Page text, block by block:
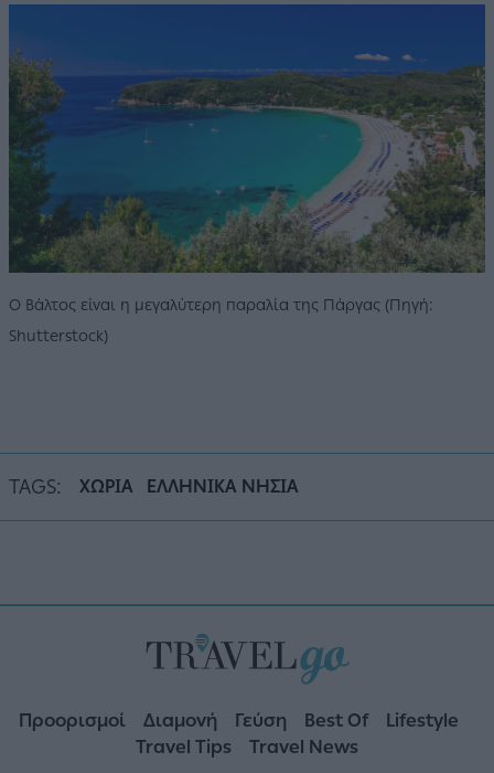
Ο Βάλτος είναι η μεγαλύτερη παραλία της Πάργας (Πηγή:
Shutterstock)
TAGS: ΧΩΡΙΑ ΕΛΛΗΝΙΚΑ ΝΗΣΙΑ
Προορισμοί Διαμονή Γεύση Best Of
Lifestyle
Travel Tips
Travel News